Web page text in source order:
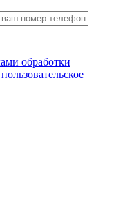
обработки
пользовательское